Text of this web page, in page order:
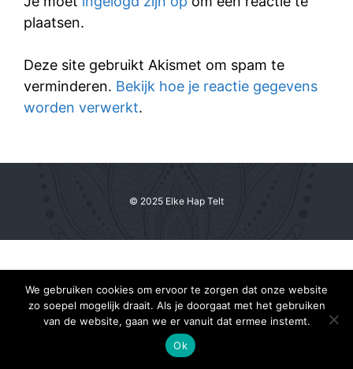
plaatsen.
Deze site gebruikt Akismet om spam te
verminderen. Bekijk hoe je reactie gegevens
worden verwerkt.
© 2025 Elke Hap Telt
We gebruiken cookies om ervoor te zorgen dat onze website
zo soepel mogelijk draait. Als je doorgaat met het gebruiken
van de website, gaan we er vanuit dat ermee instemt.
Ok